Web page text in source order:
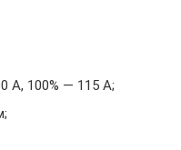
А, 100% — 115 А;